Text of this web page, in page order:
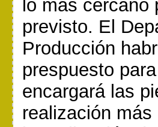
lo más
previsto. El
Producción
prespuesto
encargará las
realización